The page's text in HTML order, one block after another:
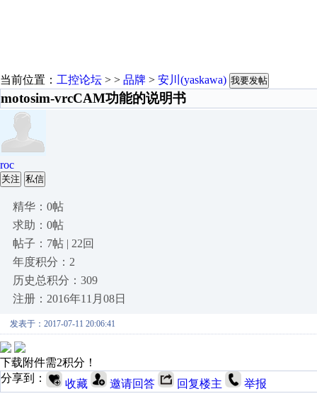
当前位置： 工控论坛 > > 品牌 > 安川(yaskawa) 我要发帖
motosim-vrcCAM功能的说明书
roc
关注 私信
精华：0帖
求助：0帖
帖子：7帖 | 22回
年度积分：2
历史总积分：309
注册：2016年11月08日
发表于：2017-07-11 20:06:41
下载附件需2积分！
分享到：
收藏 邀请回答 回复楼主 举报